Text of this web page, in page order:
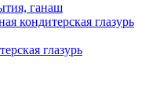
ганаш
кондитерская глазурь
глазурь